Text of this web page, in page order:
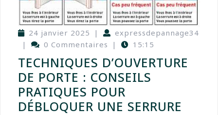
24 janvier 2025 |
expressdepannage34
|
0 Commentaires | 15:15
TECHNIQUES D’OUVERTURE
DE PORTE : CONSEILS
PRATIQUES POUR
DÉBLOQUER UNE SERRURE